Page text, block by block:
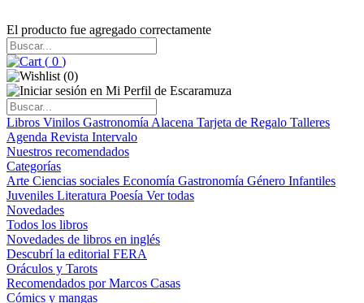
El producto fue agregado correctamente
( 0 )
(0)
Libros Vinilos Gastronomía Alacena Tarjeta de Regalo Talleres
Agenda Revista Intervalo
Nuestros recomendados
Categorías
Arte Ciencias sociales Economía Gastronomía Género Infantiles
Juveniles Literatura Poesía Ver todas
Novedades
Todos los libros
Novedades de libros en inglés
Descubrí la editorial FERA
Oráculos y Tarots
Recomendados por Marcos Casas
Cómics y mangas